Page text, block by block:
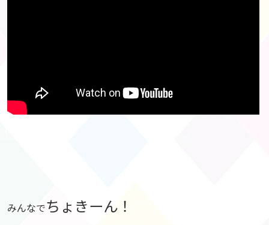
みんなでちょきーん！